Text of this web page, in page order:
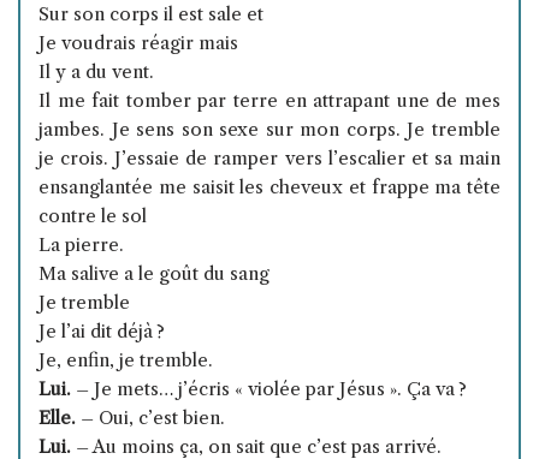
Sur son corps il est sale et
Je voudrais réagir mais
Il y a du vent.
Il me fait tomber par terre en attrapant une de mes
jambes. Je sens son sexe sur mon corps. Je tremble
je crois. J’essaie de ramper vers l’escalier et sa main
ensanglantée me saisit les cheveux et frappe ma tête
contre le sol
La pierre.
Ma salive a le goût du sang
Je tremble
Je l’ai dit déjà ?
Je, enfin, je tremble.
Lui. – Je mets… j’écris « violée par Jésus ». Ça va ?
Elle. – Oui, c’est bien.
Lui. – Au moins ça, on sait que c’est pas arrivé.